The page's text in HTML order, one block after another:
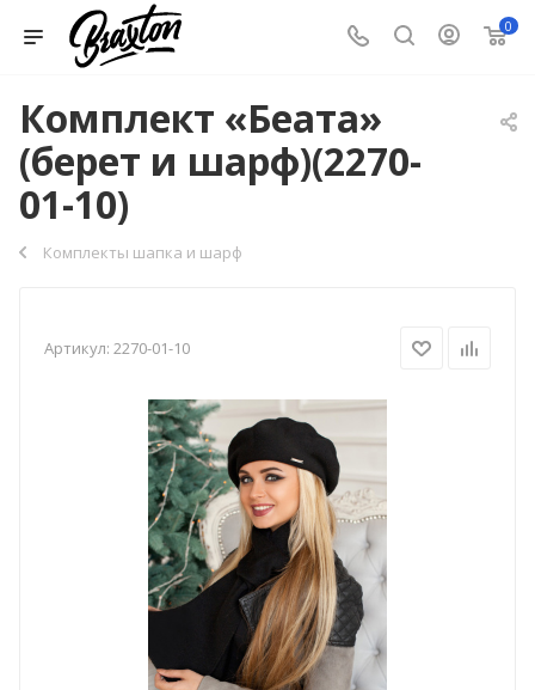
0
Комплект «Беата»
(берет и шарф)(2270-
01-10)
Комплекты шапка и шарф
Артикул: 2270-01-10